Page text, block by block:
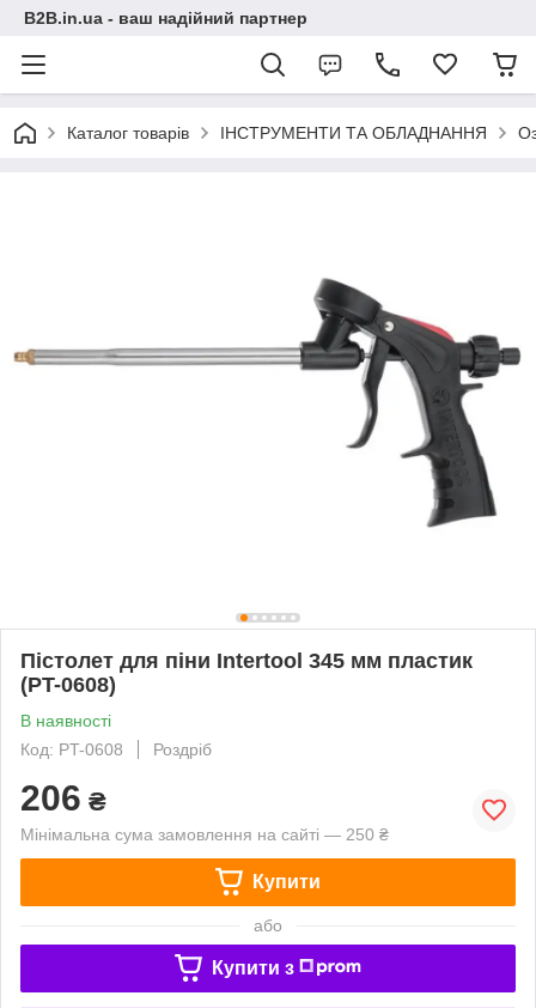
B2B.in.ua - ваш надійний партнер
Каталог товарів ІНСТРУМЕНТИ ТА ОБЛАДНАННЯ
Пістолет для піни Intertool 345 мм пластик
(PT-0608)
В наявності
Код: PT-0608
Роздріб
206 ₴
Мінімальна сума замовлення на сайті — 250 ₴
Купити
або
Купити з